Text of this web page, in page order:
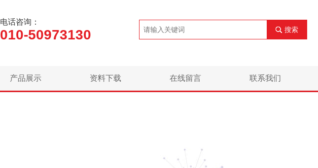
电话咨询：
010-50973130 搜索
产品展示 资料下载 在线留言 联系我们